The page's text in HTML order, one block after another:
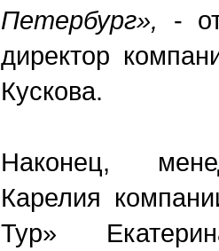
Петербург», -
директор
Кускова.
Наконец,
Карелия
Тур»